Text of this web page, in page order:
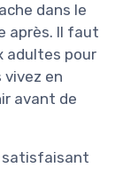
dans le
après. Il faut
adultes pour
vivez en
avant de
satisfaisant